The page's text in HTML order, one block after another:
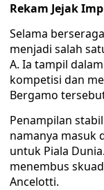
Rekam Jejak
Selama
menjadi salah
A. Ia tampil
kompetisi dan
Bergamo
Penampilan
namanya masuk
untuk Piala
menembus
Ancelotti.